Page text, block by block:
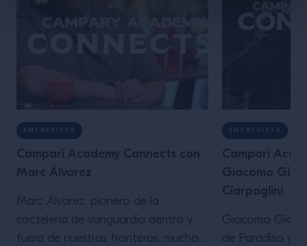
ENTREVISTA
Campari Academy Connects con
Marc Álvarez
Marc Álvarez, pionero de la
coctelería de vanguardia dentro y
fuera de nuestras fronteras, mucho
ENTREVISTA
Campari
Giacomo
Ciarpaglini
Giacomo
de Paradiso y